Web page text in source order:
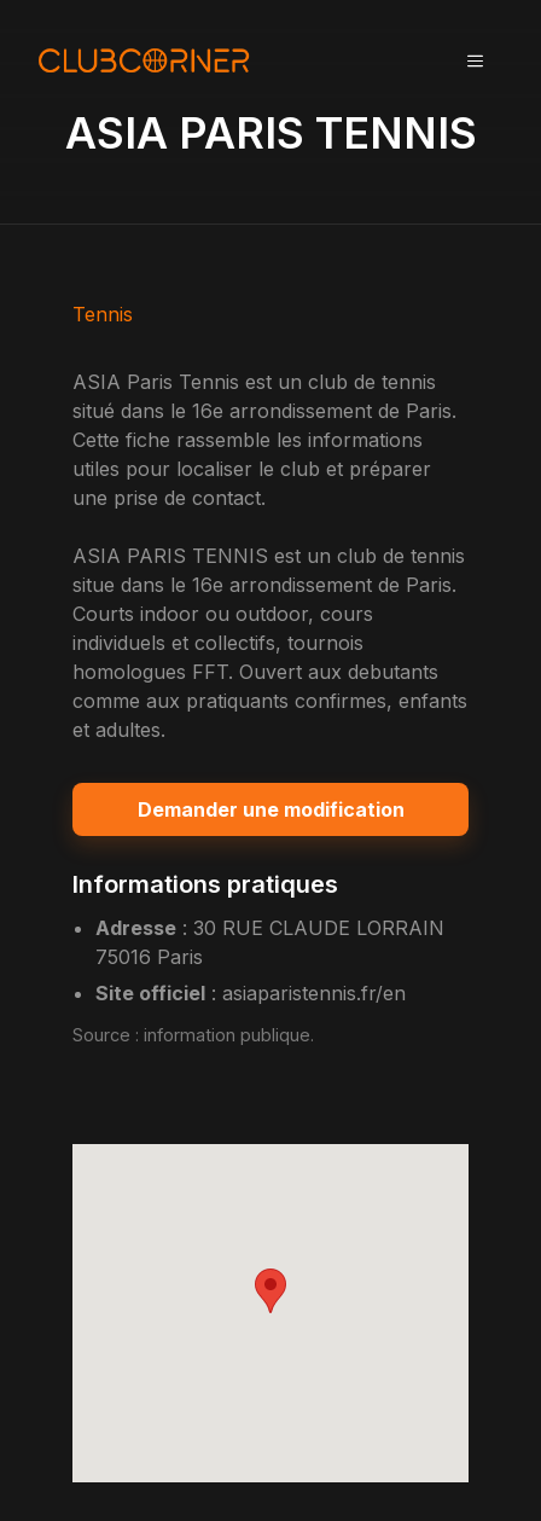
MENU
ASIA PARIS TENNIS
Tennis
ASIA Paris Tennis est un club de tennis
situé dans le 16e arrondissement de Paris.
Cette fiche rassemble les informations
utiles pour localiser le club et préparer
une prise de contact.
ASIA PARIS TENNIS est un club de tennis
situe dans le 16e arrondissement de Paris.
Courts indoor ou outdoor, cours
individuels et collectifs, tournois
homologues FFT. Ouvert aux debutants
comme aux pratiquants confirmes, enfants
et adultes.
Demander une modification
Informations pratiques
Adresse : 30 RUE CLAUDE LORRAIN
75016 Paris
Site officiel :asiaparistennis.fr/en
Source : information publique.